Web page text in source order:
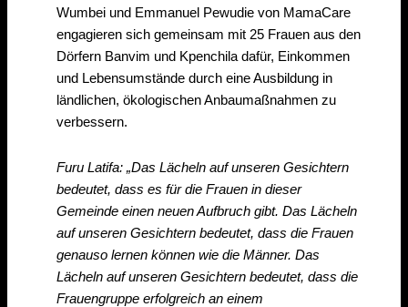
Wumbei und Emmanuel Pewudie von MamaCare
engagieren sich gemeinsam mit 25 Frauen aus den
Dörfern Banvim und Kpenchila dafür, Einkommen
und Lebensumstände durch eine Ausbildung in
ländlichen, ökologischen Anbaumaßnahmen zu
verbessern.
Furu Latifa: „Das Lächeln auf unseren Gesichtern
bedeutet, dass es für die Frauen in dieser
Gemeinde einen neuen Aufbruch gibt. Das Lächeln
auf unseren Gesichtern bedeutet, dass die Frauen
genauso lernen können wie die Männer. Das
Lächeln auf unseren Gesichtern bedeutet, dass die
Frauengruppe erfolgreich an einem